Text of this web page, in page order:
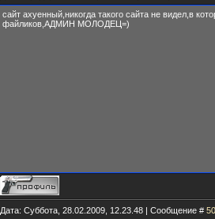
сайт ахуенный,никогда такого сайта не видел,в
файликов,АДМИН МОЛОДЕЦ=)
Дата: Суббота, 28.02.2009, 12.23.48 | Сообщение # 50